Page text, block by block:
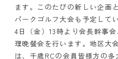
ます。このたびの新しい企画
パークゴルフ大会も予定して
4日（金）13時より会長幹事
理晩餐会を行います。地区大
は、千歳RCの会員皆様方の